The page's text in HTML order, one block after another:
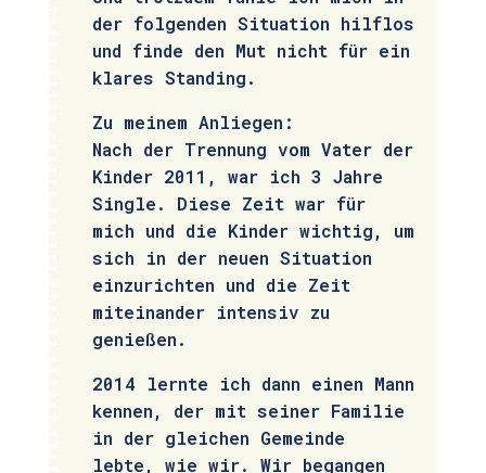
der folgenden Situation hilflos
und finde den Mut nicht für ein
klares Standing.
Zu meinem Anliegen:
Nach der Trennung vom Vater der
Kinder 2011, war ich 3 Jahre
Single. Diese Zeit war für
mich und die Kinder wichtig, um
sich in der neuen Situation
einzurichten und die Zeit
miteinander intensiv zu
genießen.
2014 lernte ich dann einen Mann
kennen, der mit seiner Familie
in der gleichen Gemeinde
lebte, wie wir. Wir begangen